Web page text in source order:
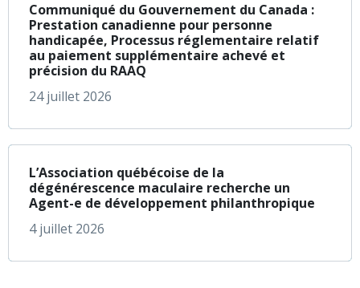
Communiqué du Gouvernement du Canada :
Prestation canadienne pour personne
handicapée, Processus réglementaire relatif
au paiement supplémentaire achevé et
précision du RAAQ
24 juillet 2026
L’Association québécoise de la
dégénérescence maculaire recherche un
Agent-e de développement philanthropique
4 juillet 2026
En savoir plusà propos de